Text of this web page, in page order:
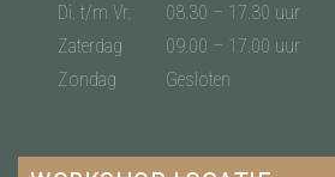
Di. t/m Vr.
08.30 – 17.30 uur
Zaterdag
09.00 – 17.00 uur
Zondag
Gesloten